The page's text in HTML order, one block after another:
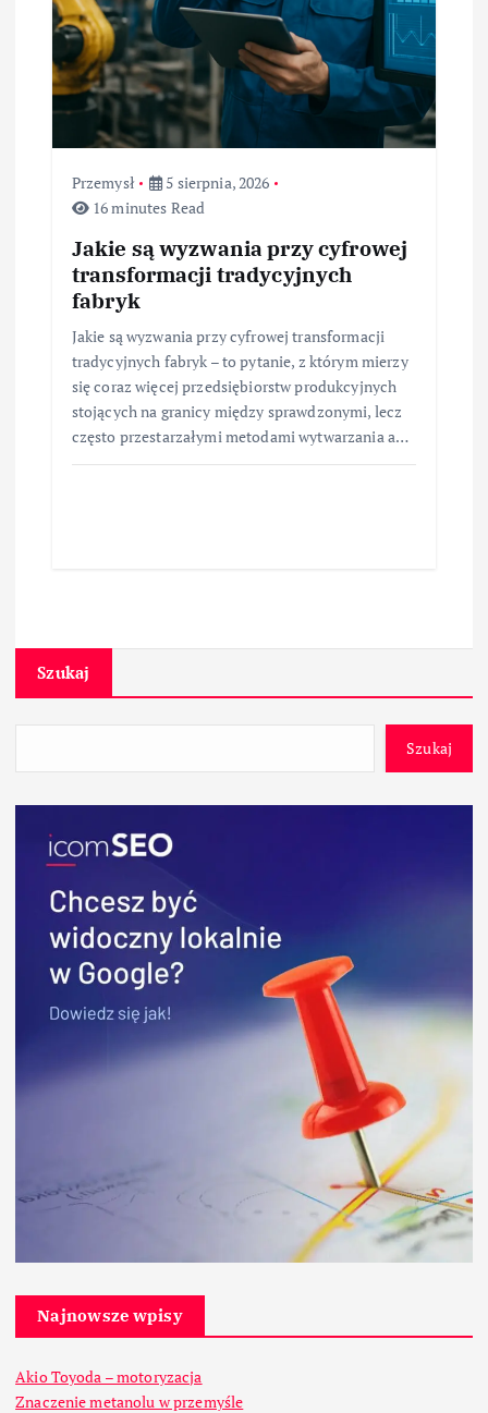
Przemysł
5 sierpnia, 2026
16 minutes Read
Jakie są wyzwania przy cyfrowej
transformacji tradycyjnych
fabryk
Jakie są wyzwania przy cyfrowej transformacji
tradycyjnych fabryk – to pytanie, z którym mierzy
się coraz więcej przedsiębiorstw produkcyjnych
stojących na granicy między sprawdzonymi, lecz
często przestarzałymi metodami wytwarzania a…
Szukaj
Szukaj
Najnowsze wpisy
Akio Toyoda – motoryzacja
Znaczenie metanolu w przemyśle